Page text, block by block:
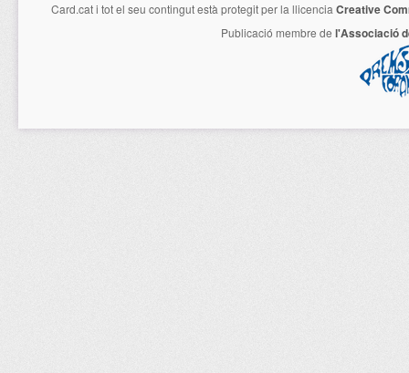
Card.cati tot el seu contingut està protegit per la llicencia Creative
Publicació membre de l'Associació